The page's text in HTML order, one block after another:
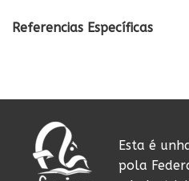
Referencias Específicas
Esta é
pola